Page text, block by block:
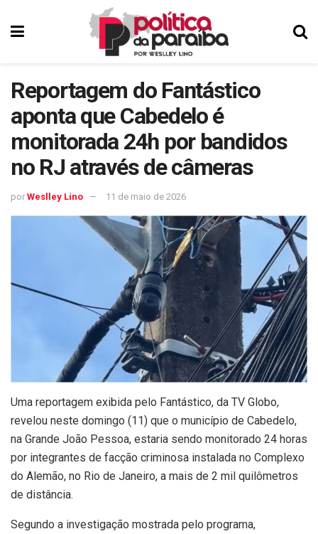
Reportagem do Fantástico
aponta que Cabedelo é
monitorada 24h por bandidos
no RJ através de câmeras
por Weslley Lino 11 de maio de 2026
Uma reportagem exibida pelo Fantástico, da TV Globo,
revelou neste domingo (11) que o município de Cabedelo,
na Grande João Pessoa, estaria sendo monitorado 24 horas
por integrantes de facção criminosa instalada no Complexo
do Alemão, no Rio de Janeiro, a mais de 2 mil quilômetros
de distância.
Segundo a investigação mostrada pelo programa,